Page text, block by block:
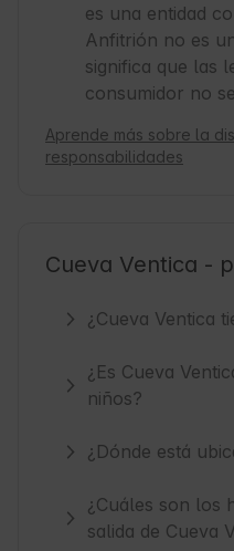
es una entidad
Anfitrión no es
significa que las
consumidor no
Aprende más sobre la
responsabilidades
Cueva Ventica -
¿Cueva Ventica
¿Es Cueva
niños?
¿Dónde está
¿Cuáles son los
salida de Cueva